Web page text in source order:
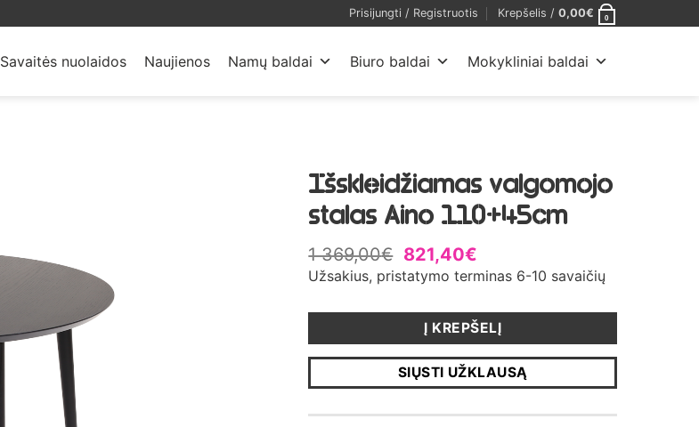
Prisijungti / Registruotis Krepšelis / 0,00€ 0
Savaitės nuolaidos Naujienos Namų baldai Biuro baldai Mokykliniai baldai
Išskleidžiamas valgomojo
stalas Aino 110+45cm
1 369,00€ 821,40€
Užsakius, pristatymo terminas 6-10 savaičių
Į KREPŠELĮ
SIŲSTI UŽKLAUSĄ